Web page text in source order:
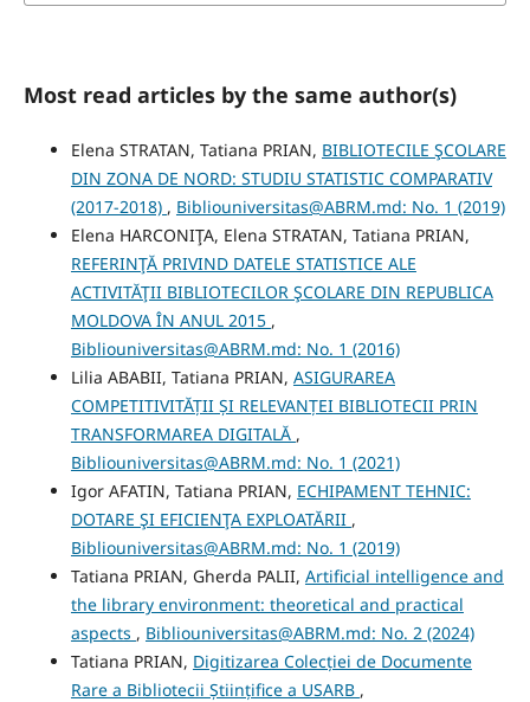
Most read articles by the same author(s)
Elena STRATAN, Tatiana PRIAN, BIBLIOTECILE ŞCOLARE
DIN ZONA DE NORD: STUDIU STATISTIC COMPARATIV
(2017-2018) , Bibliouniversitas@ABRM.md: No. 1 (2019)
Elena HARCONIŢA, Elena STRATAN, Tatiana PRIAN,
REFERINŢĂ PRIVIND DATELE STATISTICE ALE
ACTIVITĂŢII BIBLIOTECILOR ŞCOLARE DIN REPUBLICA
MOLDOVA ÎN ANUL 2015 ,
Bibliouniversitas@ABRM.md: No. 1 (2016)
Lilia ABABII, Tatiana PRIAN, ASIGURAREA
COMPETITIVITĂȚII ȘI RELEVANȚEI BIBLIOTECII PRIN
TRANSFORMAREA DIGITALĂ ,
Bibliouniversitas@ABRM.md: No. 1 (2021)
Igor AFATIN, Tatiana PRIAN, ECHIPAMENT TEHNIC:
DOTARE ŞI EFICIENŢA EXPLOATĂRII ,
Bibliouniversitas@ABRM.md: No. 1 (2019)
Tatiana PRIAN, Gherda PALII, Artificial intelligence and
the library environment: theoretical and practical
aspects , Bibliouniversitas@ABRM.md: No. 2 (2024)
Tatiana PRIAN, Digitizarea Colecției de Documente
Rare a Bibliotecii Științifice a USARB ,